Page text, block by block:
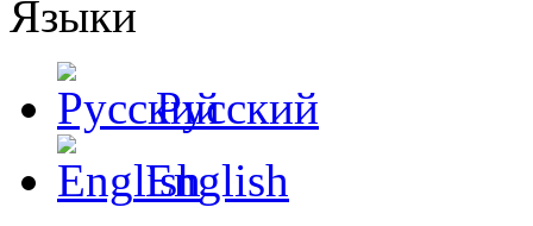
Языки
Русский
English